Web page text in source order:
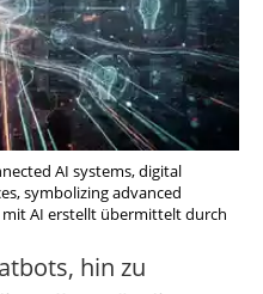
AI systems, digital
symbolizing advanced
AI erstellt übermittelt durch
hin zu